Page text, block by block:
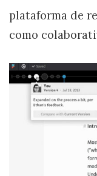
plataforma de
como